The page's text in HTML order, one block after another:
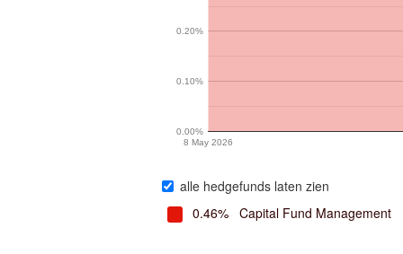
8 May 2026
0.00%
0.10%
0.20%
alle hedgefunds laten zien
0.46% Capital Fund Management